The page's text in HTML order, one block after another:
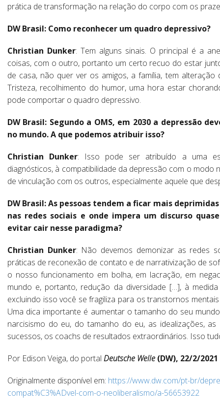
prática de transformação na relação do corpo com os
DW Brasil: Como reconhecer um quadro depressivo?
Christian Dunker: Tem alguns sinais. O principal é a
coisas, com o outro, portanto um certo recuo do estar
de casa, não quer ver os amigos, a família, tem
Tristeza, recolhimento do humor, uma hora estar
pode comportar o quadro depressivo.
DW Brasil: Segundo a OMS, em 2030 a depressão
no mundo. A que podemos atribuir isso?
Christian Dunker: Isso pode ser atribuído a uma
diagnósticos, à compatibilidade da depressão com o modo
de vinculação com os outros, especialmente aquele que
DW Brasil: As pessoas tendem a ficar mais
nas redes sociais e onde impera um discurso
evitar cair nesse paradigma?
Christian Dunker: Não devemos demonizar as redes
práticas de reconexão de contato e de narrativização de
o nosso funcionamento em bolha, em lacração, em
mundo e, portanto, redução da diversidade […], à
excluindo isso você se fragiliza para os transtornos
Uma dica importante é aumentar o tamanho do seu
narcisismo do eu, do tamanho do eu, as idealizações,
sucessos, os coachs de resultados extraordinários. Isso
Por Edison Veiga, do portal Deutsche Welle (DW), 22/2/2021
Originalmente disponível em: https://www.dw.com/pt-br/
compat%C3%ADvel-com-o-neoliberalismo/a-56653922